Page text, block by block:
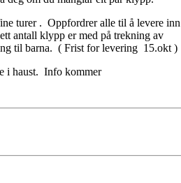
turer . Oppfordrer alle til å levere inn
antall klypp er med på trekning av
til barna. ( Frist for levering 15.okt )
i haust. Info kommer